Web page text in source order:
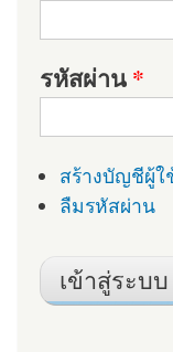
รหัสผ่าน*
สร้างบัญชีผู้ใ
ลืมรหัสผ่าน